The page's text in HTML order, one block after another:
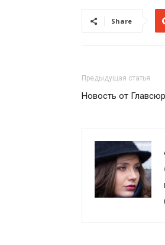
Share
Предыдущая статья
Новость от